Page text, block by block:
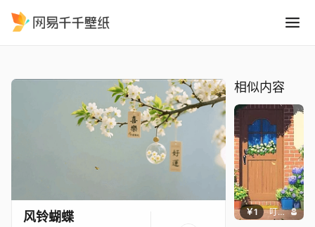
风铃蝴蝶
相似内容
￥1 叮叮当当